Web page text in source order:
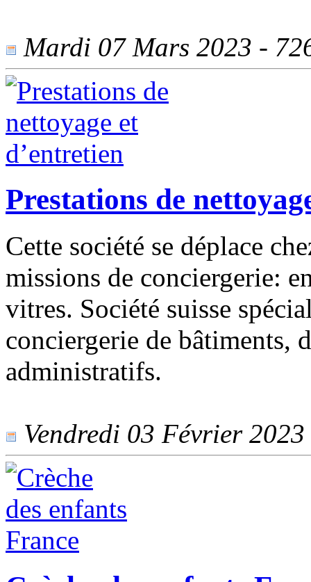
Mardi 07 Mars 2023 -
Prestations de
Cette société se déplace
missions de conciergerie:
vitres. Société suisse
conciergerie de bâtiments,
administratifs.
Vendredi 03 Février